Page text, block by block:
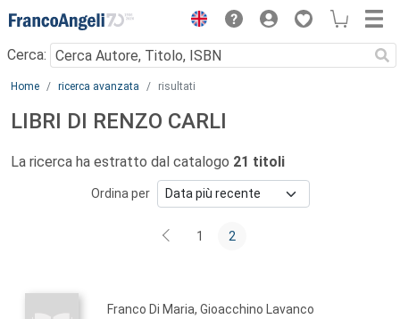
Menu
Cerca:
Main content
Home ricerca avanzata risultati
LIBRI DI RENZO CARLI
La ricerca ha estratto dal catalogo 21 titoli
Ordina per
1 2
Franco Di Maria, Gioacchino Lavanco